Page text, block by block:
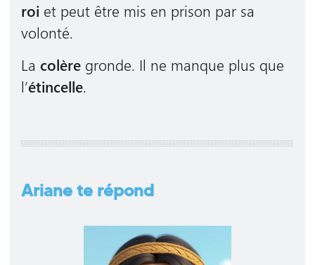
roi et peut être mis en prison par sa
volonté.
La colère gronde. Il ne manque plus que
l’étincelle.
Ariane te répond